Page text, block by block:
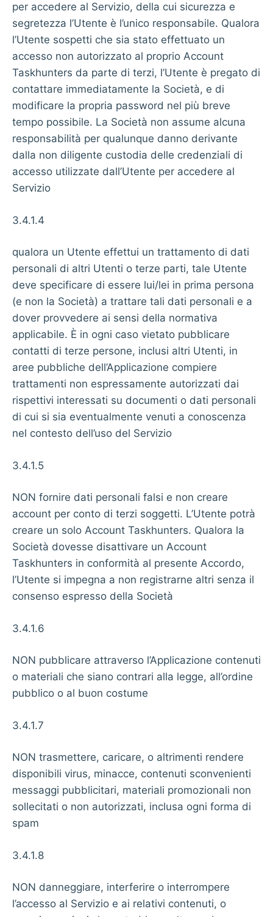
per accedere al Servizio, della cui sicurezza e
segretezza l’Utente è l’unico responsabile. Qualora
l’Utente sospetti che sia stato effettuato un
accesso non autorizzato al proprio Account
Taskhunters da parte di terzi, l’Utente è pregato di
contattare immediatamente la Società, e di
modificare la propria password nel più breve
tempo possibile. La Società non assume alcuna
responsabilità per qualunque danno derivante
dalla non diligente custodia delle credenziali di
accesso utilizzate dall’Utente per accedere al
Servizio
3.4.1.4
qualora un Utente effettui un trattamento di dati
personali di altri Utenti o terze parti, tale Utente
deve specificare di essere lui/lei in prima persona
(e non la Società) a trattare tali dati personali e a
dover provvedere ai sensi della normativa
applicabile. È in ogni caso vietato pubblicare
contatti di terze persone, inclusi altri Utenti, in
aree pubbliche dell’Applicazione compiere
trattamenti non espressamente autorizzati dai
rispettivi interessati su documenti o dati personali
di cui si sia eventualmente venuti a conoscenza
nel contesto dell’uso del Servizio
3.4.1.5
NON fornire dati personali falsi e non creare
account per conto di terzi soggetti. L’Utente potrà
creare un solo Account Taskhunters. Qualora la
Società dovesse disattivare un Account
Taskhunters in conformità al presente Accordo,
l’Utente si impegna a non registrarne altri senza il
consenso espresso della Società
3.4.1.6
NON pubblicare attraverso l’Applicazione contenuti
o materiali che siano contrari alla legge, all’ordine
pubblico o al buon costume
3.4.1.7
NON trasmettere, caricare, o altrimenti rendere
disponibili virus, minacce, contenuti sconvenienti
messaggi pubblicitari, materiali promozionali non
sollecitati o non autorizzati, inclusa ogni forma di
spam
3.4.1.8
NON danneggiare, interferire o interrompere
l’accesso al Servizio e ai relativi contenuti, o